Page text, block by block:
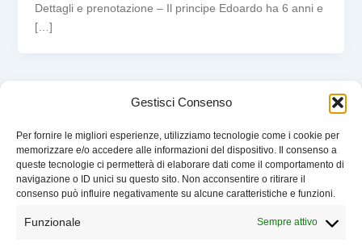
Gestisci Consenso
Per fornire le migliori esperienze, utilizziamo tecnologie come i cookie per
memorizzare e/o accedere alle informazioni del dispositivo. Il consenso a
queste tecnologie ci permetterà di elaborare dati come il comportamento di
navigazione o ID unici su questo sito. Non acconsentire o ritirare il
consenso può influire negativamente su alcune caratteristiche e funzioni.
Funzionale Sempre attivo
Dettagli e prenotazione – Il principe Edoardo ha 6 anni e
[…]
EVENTI
CHI SIAMO